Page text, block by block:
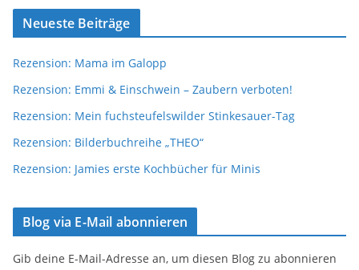
Neueste Beiträge
Rezension: Mama im Galopp
Rezension: Emmi & Einschwein – Zaubern verboten!
Rezension: Mein fuchsteufelswilder Stinkesauer-Tag
Rezension: Bilderbuchreihe „THEO“
Rezension: Jamies erste Kochbücher für Minis
Blog via E-Mail abonnieren
Gib deine E-Mail-Adresse an, um diesen Blog zu abonnieren